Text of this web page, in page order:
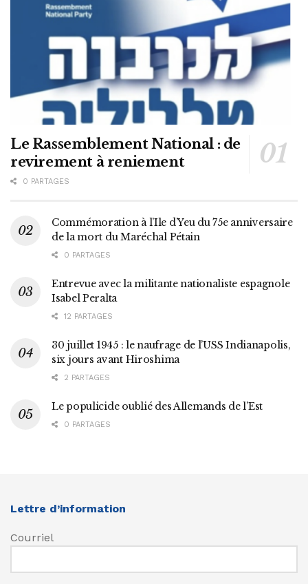
Le Rassemblement National : de
revirement à reniement
0 PARTAGES
Commémoration à l’Ile d’Yeu du 75e anniversaire
de la mort du Maréchal Pétain
0 PARTAGES
Entrevue avec la militante nationaliste espagnole
Isabel Peralta
12 PARTAGES
30 juillet 1945 : le naufrage de l’USS Indianapolis,
six jours avant Hiroshima
2 PARTAGES
Le populicide oublié des Allemands de l’Est
0 PARTAGES
Lettre d’information
Courriel